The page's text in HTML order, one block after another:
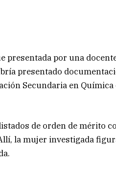
presentada por una
presentado
Secundaria en Química
de orden de mérito
la mujer investigada